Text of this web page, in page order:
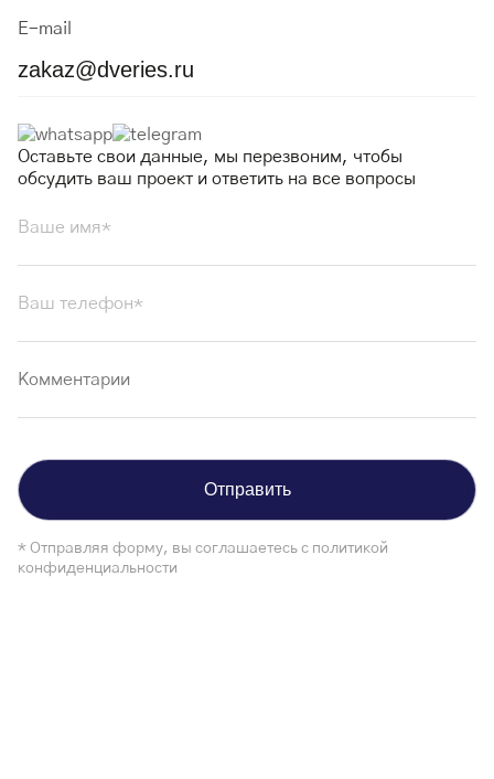
E-mail
zakaz@dveries.ru
Оставьте свои данные, мы перезвоним, чтобы
обсудить ваш проект и ответить на все вопросы
Отправить
* Отправляя форму, вы соглашаетесь с политикой
конфиденциальности